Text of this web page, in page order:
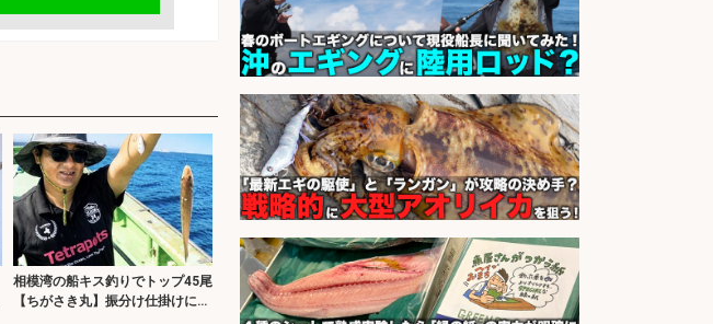
相模湾の船キス釣りでトップ45尾
【ちがさき丸】振分け仕掛けに好